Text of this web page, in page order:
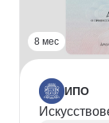
8 мес
ИПО